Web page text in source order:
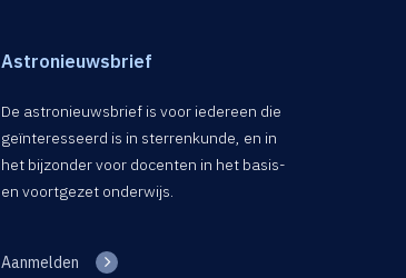
Astronieuwsbrief
De astronieuwsbrief is voor iedereen die
geïnteresseerd is in sterrenkunde, en in
het bijzonder voor docenten in het basis-
en voortgezet onderwijs.
Aanmelden